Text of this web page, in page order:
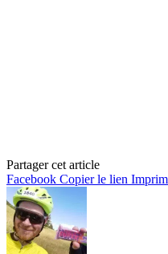
Partager cet article
Facebook Copier le lien